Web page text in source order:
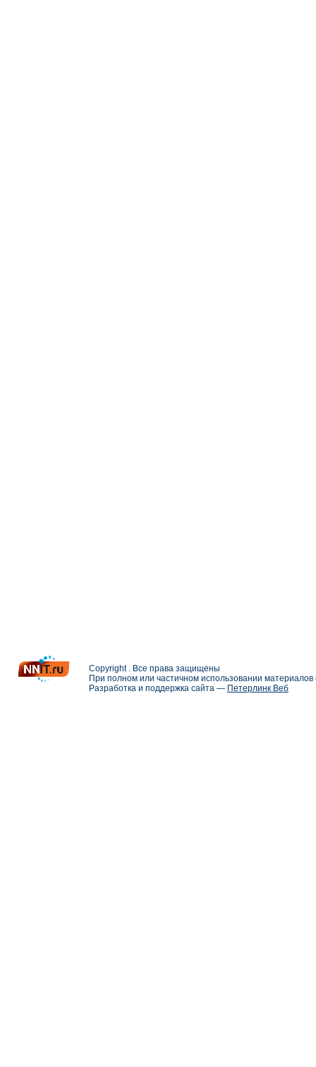
Copyright . Все права защищены
При полном или частичном использовании
Разработка и поддержка сайта — Петерлинк Веб